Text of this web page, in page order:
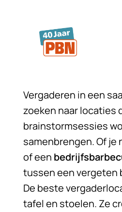
Vergaderen in een
zoeken naar locaties
brainstormsessies
samenbrengen. Of je
of een
tussen een vergeten
De beste
tafel en stoelen. Ze